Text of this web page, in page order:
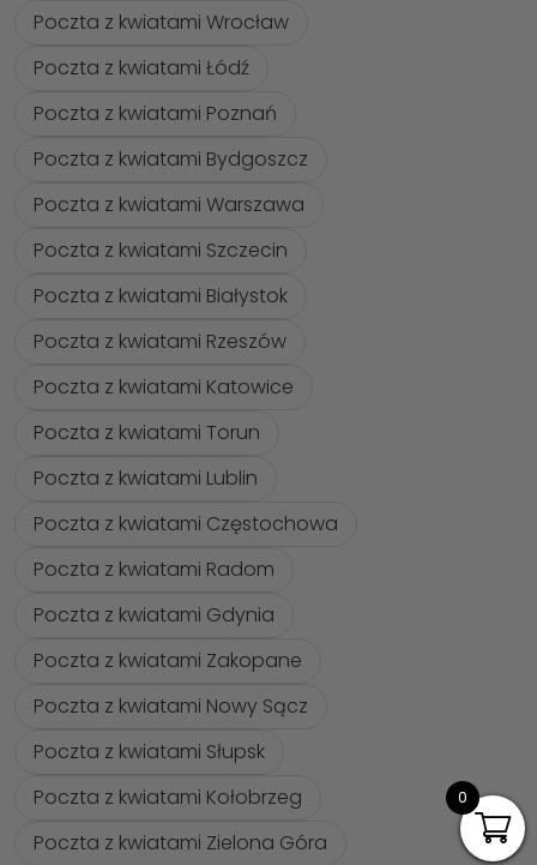
Poczta z kwiatami Wrocław
Poczta z kwiatami Łódź
Poczta z kwiatami Poznań
Poczta z kwiatami Bydgoszcz
Poczta z kwiatami Warszawa
Poczta z kwiatami Szczecin
Poczta z kwiatami Białystok
Poczta z kwiatami Rzeszów
Poczta z kwiatami Katowice
Poczta z kwiatami Torun
Poczta z kwiatami Lublin
Poczta z kwiatami Częstochowa
Poczta z kwiatami Radom
Poczta z kwiatami Gdynia
Poczta z kwiatami Zakopane
Poczta z kwiatami Nowy Sącz
Poczta z kwiatami Słupsk
Poczta z kwiatami Kołobrzeg
Poczta z kwiatami Zielona Góra
0